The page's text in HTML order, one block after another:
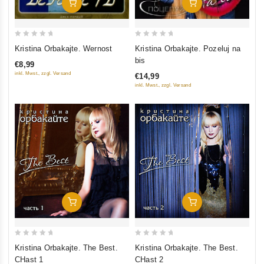
In Den Warenkorb
of
Kristina Orbakajte. Wernost
€8,99
inkl. Mwst., zzgl. Versand
In Den Warenkorb
5
Kristina Orbakajte. Pozeluj na
bis
€14,99
inkl. Mwst., zzgl. Versand
In Den Warenkorb
Kristina Orbakajte. The Best.
CHast 1
In Den Warenkorb
Kristina Orbakajte. The Best.
CHast 2